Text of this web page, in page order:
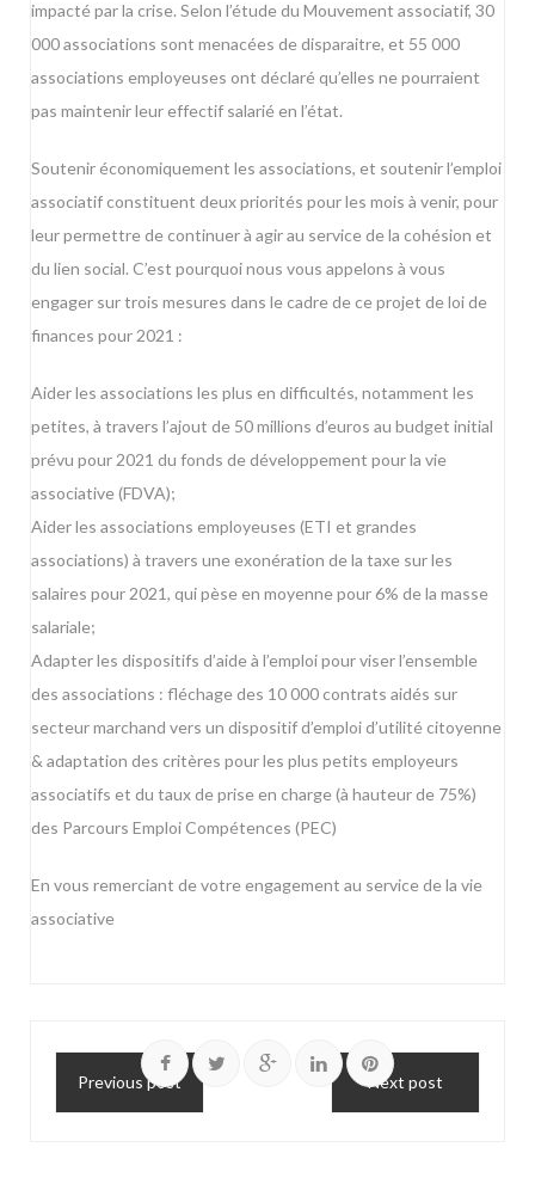
impacté par la crise. Selon l’étude du Mouvement associatif, 30
000 associations sont menacées de disparaitre, et 55 000
associations employeuses ont déclaré qu’elles ne pourraient
pas maintenir leur effectif salarié en l’état.
Soutenir économiquement les associations, et soutenir l’emploi
associatif constituent deux priorités pour les mois à venir, pour
leur permettre de continuer à agir au service de la cohésion et
du lien social. C’est pourquoi nous vous appelons à vous
engager sur trois mesures dans le cadre de ce projet de loi de
finances pour 2021 :
Aider les associations les plus en difficultés, notamment les
petites, à travers l’ajout de 50 millions d’euros au budget initial
prévu pour 2021 du fonds de développement pour la vie
associative (FDVA);
Aider les associations employeuses (ETI et grandes
associations) à travers une exonération de la taxe sur les
salaires pour 2021, qui pèse en moyenne pour 6% de la masse
salariale;
Adapter les dispositifs d’aide à l’emploi pour viser l’ensemble
des associations : fléchage des 10 000 contrats aidés sur
secteur marchand vers un dispositif d’emploi d’utilité citoyenne
& adaptation des critères pour les plus petits employeurs
associatifs et du taux de prise en charge (à hauteur de 75%)
des Parcours Emploi Compétences (PEC)
En vous remerciant de votre engagement au service de la vie
associative
Previous post Next post